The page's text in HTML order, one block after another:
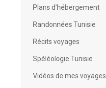
Plans d'hébergement
Randonnées Tunisie
Récits voyages
Spéléologie Tunisie
Vidéos de mes voyages